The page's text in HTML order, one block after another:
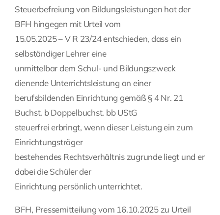
Steuerbefreiung von Bildungsleistungen hat der
BFH hingegen mit Urteil vom
15.05.2025 – V R 23/24 entschieden, dass ein
selbständiger Lehrer eine
unmittelbar dem Schul- und Bildungszweck
dienende Unterrichtsleistung an einer
berufsbildenden Einrichtung gemäß § 4 Nr. 21
Buchst. b Doppelbuchst. bb UStG
steuerfrei erbringt, wenn dieser Leistung ein zum
Einrichtungsträger
bestehendes Rechtsverhältnis zugrunde liegt und er
dabei die Schüler der
Einrichtung persönlich unterrichtet.
BFH, Pressemitteilung vom 16.10.2025 zu Urteil